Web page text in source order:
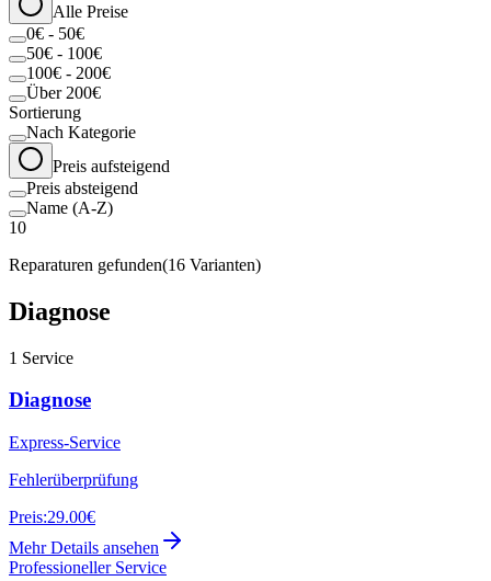
Alle Preise
0€ - 50€
50€ - 100€
100€ - 200€
Über 200€
Sortierung
Nach Kategorie
Preis aufsteigend
Preis absteigend
Name (A-Z)
10
Reparaturen gefunden(16 Varianten)
Diagnose
1 Service
Diagnose
Express-Service
Fehlerüberprüfung
Preis:29.00€
Mehr Details ansehen
Professioneller Service